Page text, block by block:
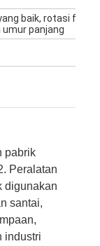
baik, rotasi
umur panjang
pabrik
Peralatan
digunakan
santai,
industri